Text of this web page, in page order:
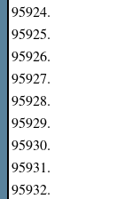
95924.
95925.
95926.
95927.
95928.
95929.
95930.
95931.
95932.